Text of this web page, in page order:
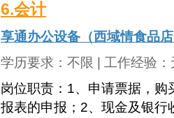
6.会计
享通办公设备（西域情食品
学历要求： 不限 | 工作经验：
岗位职责：1、申请票据，
报表的申报；2、现金及银行